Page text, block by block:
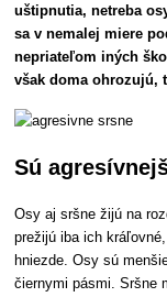
uštipnutia, netreba
sa v nemalej miere
nepriateľom iných
však doma ohrozujú,
Sú
Osy aj sršne žijú na
prežijú iba ich
hniezde. Osy sú
čiernymi pásmi. Sršne